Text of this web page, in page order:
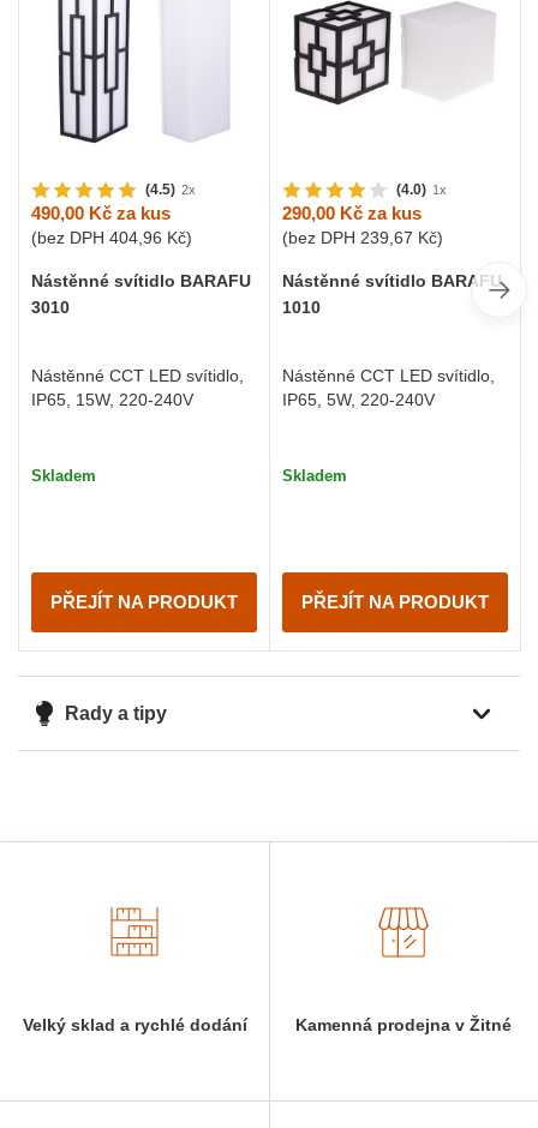
(4.5) 2x
490,00 Kč za kus
(bez DPH 404,96 Kč)
Nástěnné svítidlo BARAFU
3010
Nástěnné CCT LED svítidlo,
IP65, 15W, 220-240V
Skladem
PŘEJÍT NA PRODUKT
(4.0) 1x
290,00 Kč za kus
(bez DPH 239,67 Kč)
Nástěnné svítidlo BARAFU
1010
Nástěnné CCT LED svítidlo,
IP65, 5W, 220-240V
Skladem
PŘEJÍT NA PRODUKT
Rady a tipy
Velký sklad a rychlé dodání Kamenná prodejna v Žitné